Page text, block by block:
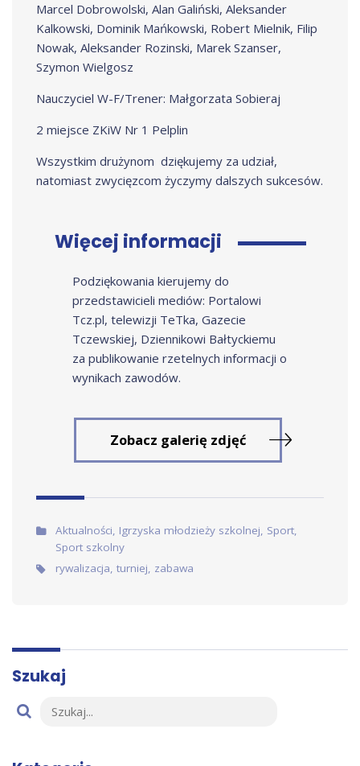
Marcel Dobrowolski, Alan Galiński, Aleksander
Kalkowski, Dominik Mańkowski, Robert Mielnik, Filip
Nowak, Aleksander Rozinski, Marek Szanser,
Szymon Wielgosz
Nauczyciel W-F/Trener: Małgorzata Sobieraj
2 miejsce ZKiW Nr 1 Pelplin
Wszystkim drużynom dziękujemy za udział,
natomiast zwycięzcom życzymy dalszych sukcesów.
Więcej informacji
Podziękowania kierujemy do
przedstawicieli mediów: Portalowi
Tcz.pl, telewizji TeTka, Gazecie
Tczewskiej, Dziennikowi Bałtyckiemu
za publikowanie rzetelnych informacji o
wynikach zawodów.
Zobacz galerię zdjęć
Artykuł w:
Aktualności, Igrzyska młodzieży szkolnej, Sport,
Sport szkolny
Tags:
rywalizacja, turniej, zabawa
Szukaj